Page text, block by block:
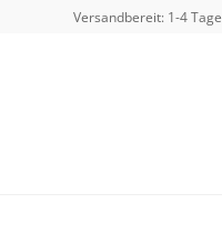
Versandbereit: 1-4 Tage